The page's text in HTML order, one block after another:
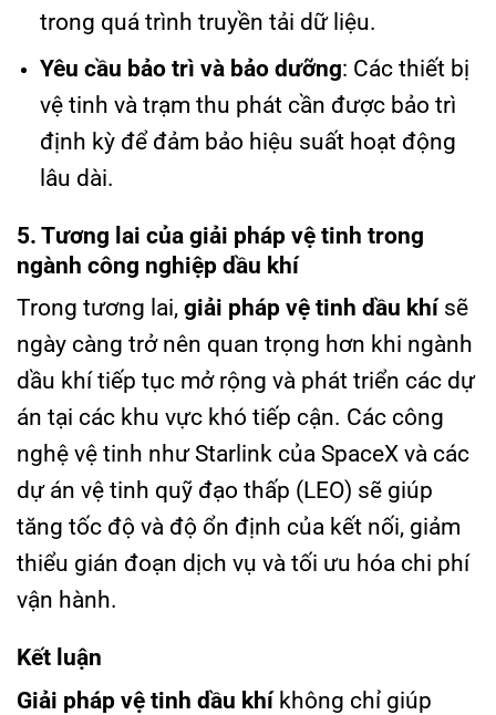
trong quá trình truyền tải dữ liệu.
Yêu cầu bảo trì và bảo dưỡng: Các thiết bị
vệ tinh và trạm thu phát cần được bảo trì
định kỳ để đảm bảo hiệu suất hoạt động
lâu dài.
5. Tương lai của giải pháp vệ tinh trong
ngành công nghiệp dầu khí
Trong tương lai, giải pháp vệ tinh dầu khí sẽ
ngày càng trở nên quan trọng hơn khi ngành
dầu khí tiếp tục mở rộng và phát triển các dự
án tại các khu vực khó tiếp cận. Các công
nghệ vệ tinh như Starlink của SpaceX và các
dự án vệ tinh quỹ đạo thấp (LEO) sẽ giúp
tăng tốc độ và độ ổn định của kết nối, giảm
thiểu gián đoạn dịch vụ và tối ưu hóa chi phí
vận hành.
Kết luận
Giải pháp vệ tinh dầu khíkhông chỉ giúp